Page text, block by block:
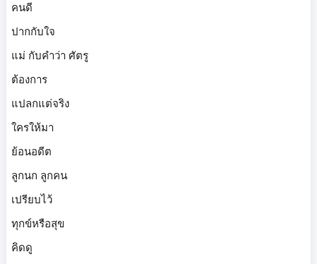
คนดี
ปากกับใจ
แม่ กับคำว่า ศัตรู
ต้องการ
แปลกแต่จริง
ใครให้มา
ย้อนอดีต
ลูกนก ลูกคน
เปรียบไว้
ทุกข์หรือสุข
คิดดู